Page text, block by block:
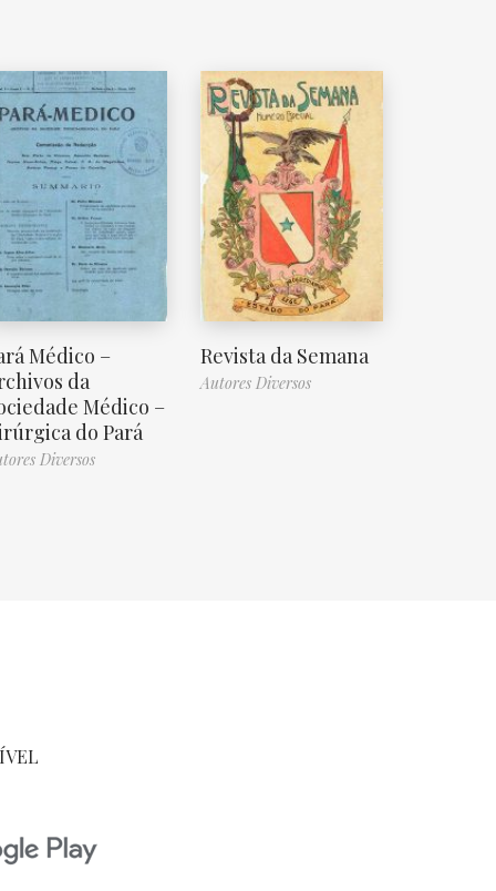
Médico –
da
Médico –
do Pará
Diversos
Revista da Semana
Autores Diversos